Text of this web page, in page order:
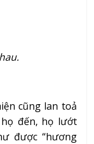
cũng lan toả
đến, họ lướt
được “hương